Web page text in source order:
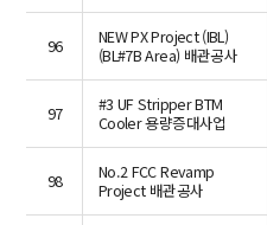
96
NEW PX Project (IBL)
(BL#7B Area) 배관공사
97
#3 UF Stripper BTM
Cooler 용량증대사업
98
No.2 FCC Revamp
Project 배관공사